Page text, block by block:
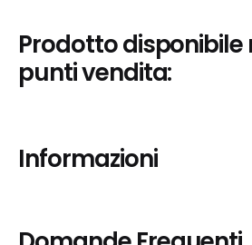
Prodotto disponibile
punti vendita:
Informazioni